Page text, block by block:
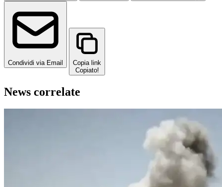
Condividi via Email
Copia link
Copiato!
News correlate